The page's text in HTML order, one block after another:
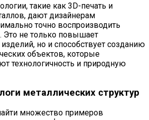
такие как 3D-печать и
дают дизайнерам
точно воспроизводить
не только повышает
но и способствует созданию
объектов, которые
технологичность и природную
металлических структур
множество примеров